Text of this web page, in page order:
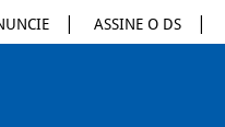
ASSINE O DS